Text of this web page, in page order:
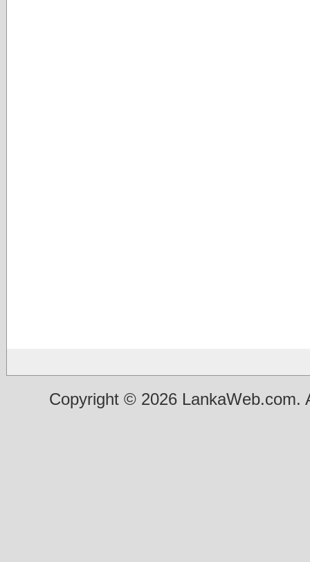
Copyright © 2026 LankaWeb.com.